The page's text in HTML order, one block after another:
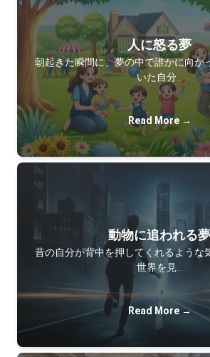
人に怒る夢
朝起きた瞬間に、夢の中で誰かに向か
いた自分…
Read More →
動物に追われる夢
昔の自分が背中を押してくれるような
世界を見…
Read More →